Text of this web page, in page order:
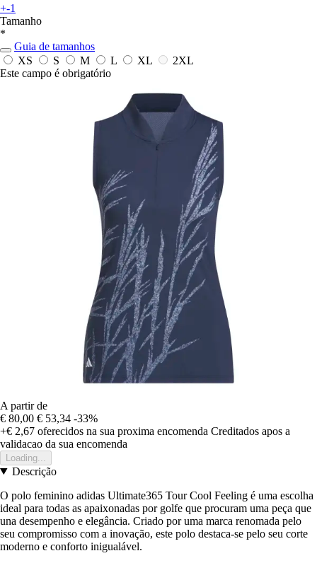
+-1
Tamanho
*
Guia de tamanhos
XS
S M L XL
2XL
Este campo é obrigatório
A partir de
€ 80,00 € 53,34 -33%
+€ 2,67 oferecidos na sua proxima encomenda Creditados apos a
validacao da sua encomenda
Loading...
Descrição
O polo feminino adidas Ultimate365 Tour Cool Feeling é uma escolha
ideal para todas as apaixonadas por golfe que procuram uma peça que
una desempenho e elegância. Criado por uma marca renomada pelo
seu compromisso com a inovação, este polo destaca-se pelo seu corte
moderno e conforto inigualável.